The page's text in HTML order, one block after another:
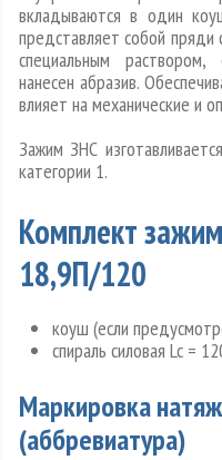
вкладываются в один
представляет собой пряди
специальным
нанесен абразив.
влияет на механические и
Зажим ЗНС
категории 1.
Комплект
18,9П/120
коуш (если
спираль силовая Lc =
Маркировка
(аббревиатура)